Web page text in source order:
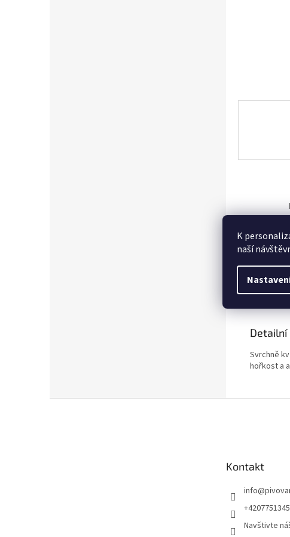
K
naší
Popis
Detailní
Svrchně
hořkost a
Kontakt
info@
Navštivte